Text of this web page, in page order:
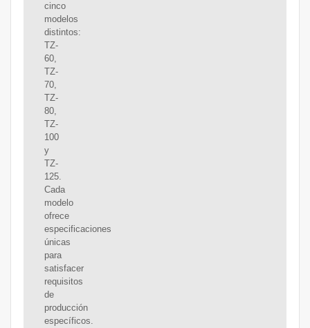
cinco
modelos
distintos:
TZ-
60,
TZ-
70,
TZ-
80,
TZ-
100
y
TZ-
125.
Cada
modelo
ofrece
especificaciones
únicas
para
satisfacer
requisitos
de
producción
específicos.